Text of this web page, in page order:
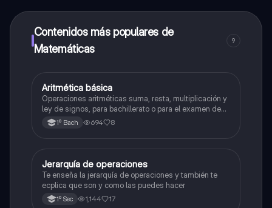
a determinadas funciones.
Contenidos más populares de
Matemáticas
9
Matemáticas
Aritmética básica
Operaciones aritméticas suma, resta, multiplicación y
ley de signos, para bachillerato o para el examen de
admisión a la universidad
1º Bach 694 8
Matemáticas
Jerarquía de operaciones
Te enseña la jerarquía de operaciones y también te
ecplica que son y como las puedes hacer
1º Sec 1,144 17